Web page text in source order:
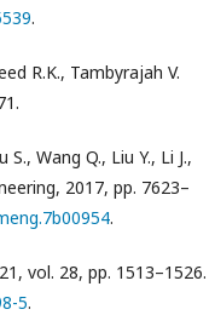
.
R.K., Tambyrajah V.
S., Wang Q., Liu Y., Li J.,
2017, pp. 7623–
.
vol. 28, pp. 1513–1526.
5.